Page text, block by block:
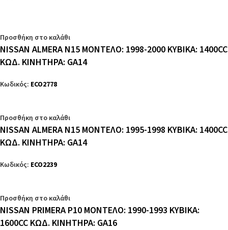
Προσθήκη στο καλάθι
NISSAN ALMERA N15 ΜΟΝΤΕΛΟ: 1998-2000 ΚΥΒΙΚΑ: 1400CC
ΚΩΔ. ΚΙΝΗΤΗΡΑ: GA14
Κωδικός: ECO2778
Προσθήκη στο καλάθι
NISSAN ALMERA N15 ΜΟΝΤΕΛΟ: 1995-1998 ΚΥΒΙΚΑ: 1400CC
ΚΩΔ. ΚΙΝΗΤΗΡΑ: GA14
Κωδικός: ECO2239
Προσθήκη στο καλάθι
NISSAN PRIMERA P10 ΜΟΝΤΕΛΟ: 1990-1993 ΚΥΒΙΚΑ:
1600CC ΚΩΔ. ΚΙΝΗΤΗΡΑ: GA16